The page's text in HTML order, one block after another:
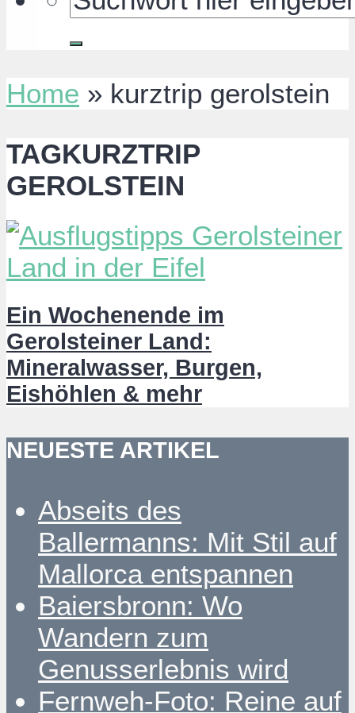
Home » kurztrip gerolstein
TAGKURZTRIP
GEROLSTEIN
Ein Wochenende im
Gerolsteiner Land:
Mineralwasser, Burgen,
Eishöhlen & mehr
NEUESTE ARTIKEL
Abseits des
Ballermanns: Mit Stil auf
Mallorca entspannen
Baiersbronn: Wo
Wandern zum
Genusserlebnis wird
Fernweh-Foto: Reine auf